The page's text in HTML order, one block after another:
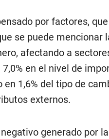
por factores,
se puede mencionar
afectando a
en el nivel de
1,6% del tipo de
externos.
generado por